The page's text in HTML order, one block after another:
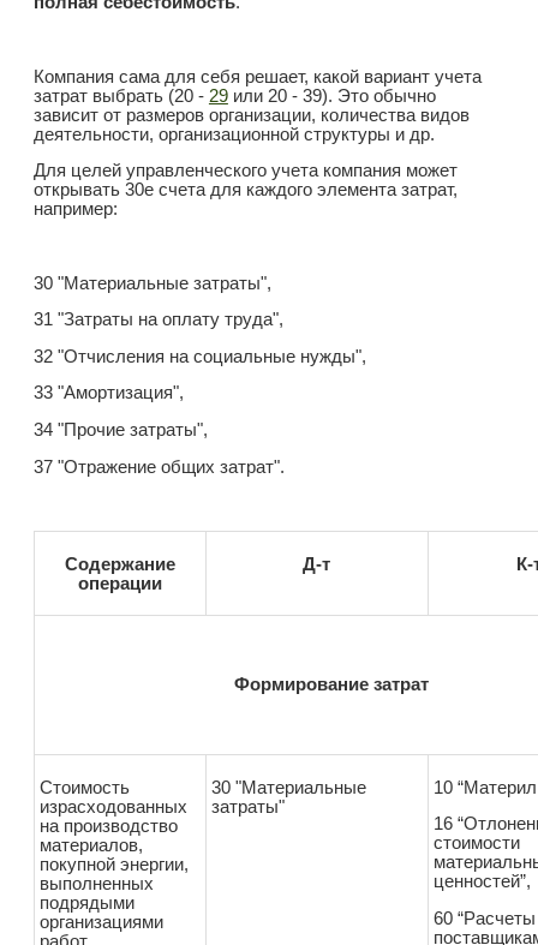
Компания сама для себя решает, какой вариант учета
затрат выбрать (20 - 29или 20 - 39). Это обычно
зависит от размеров организации, количества видов
деятельности, организационной структуры и др.
Для целей управленческого учета компания может
открывать 30е счета для каждого элемента затрат,
например:
30 "Материальные затраты",
31 "Затраты на оплату труда",
32 "Отчисления на социальные нужды",
33 "Амортизация",
34 "Прочие затраты",
37 "Отражение общих затрат".
Содержание
операции
Д-т К-
Формирование затрат
Стоимость
израсходованных
на производство
материалов,
покупной энергии,
выполненных
подрядыми
организациями
работ
30 "Материальные
затраты"
10
16
стоимости
ценностей”,
60